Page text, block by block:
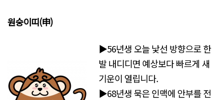
원숭이띠(申)
▶56년생 오늘 낯선 방향으로 한
발 내디디면 예상보다 빠르게 새
기운이 열립니다.
▶68년생 묵은 인맥에 안부를 전